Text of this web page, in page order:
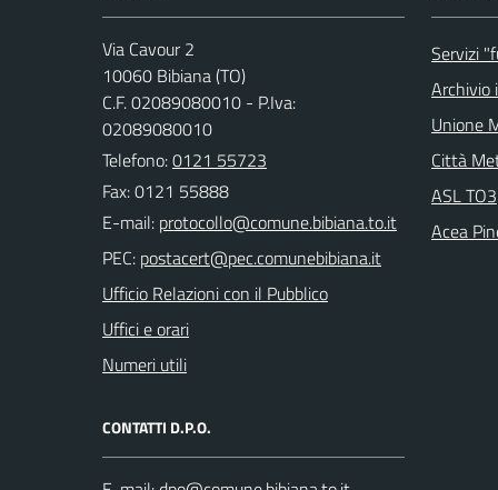
Via Cavour 2
10060 Bibiana (TO)
C.F. 02089080010 - P.Iva:
02089080010
Telefono:0121 55723
Fax: 0121 55888
E-mail:
PEC:
Ufficio Relazioni con il Pubblico
Uffici e orari
Numeri utili
CONTATTI D.P.O.
Servizi
Archivio
Unione
Città
ASL TO3
Acea